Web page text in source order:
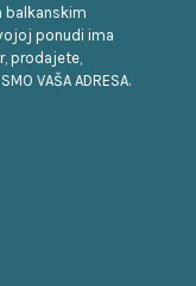
balkanskim
ponudi ima
prodajete,
VAŠA ADRESA.